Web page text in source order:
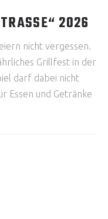
2026
nicht vergessen.
Grillfest in der
darf dabei nicht
Essen und Getränke